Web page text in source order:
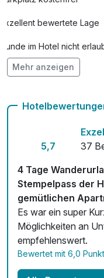
Exzellent bewertete Lage
Hunde im Hotel nicht
Kostenloses W-LAN
Mehr anzeigen
5,7
37
4 Tage
Stempelpass der
gemütlichen
Es war ein super
Möglichkeiten an
empfehlenswert.
Bewertet mit 6,0